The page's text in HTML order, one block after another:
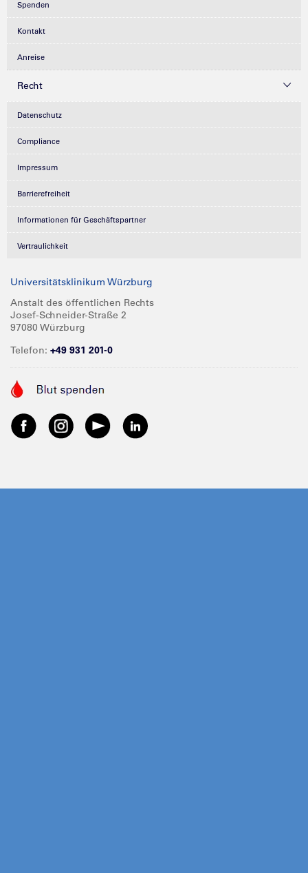
Spenden
Kontakt
Anreise
Recht
Datenschutz
Compliance
Impressum
Barrierefreiheit
Informationen für Geschäftspartner
Vertraulichkeit
Universitätsklinikum Würzburg
Anstalt des öffentlichen Rechts
Josef-Schneider-Straße 2
97080 Würzburg
Telefon: +49 931 201-0